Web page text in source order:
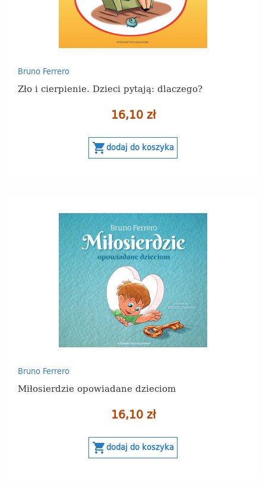
Bruno Ferrero
Zło i cierpienie. Dzieci pytają: dlaczego?
16,10 zł
shopping_cartdodaj do koszyka
Bruno Ferrero
Miłosierdzie opowiadane dzieciom
16,10 zł
shopping_cartdodaj do koszyka